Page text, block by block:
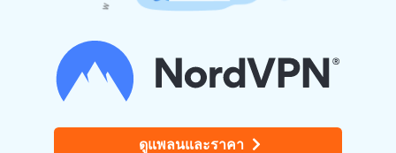
ดูแพลนและราคา